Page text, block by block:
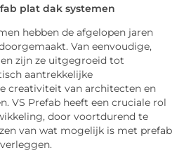
plat dak systemen
hebben de afgelopen jaren
Van eenvoudige,
zijn ze uitgegroeid tot
aantrekkelijke
creativiteit van architecten en
VS Prefab heeft een cruciale rol
door voortdurend te
van wat mogelijk is met prefab